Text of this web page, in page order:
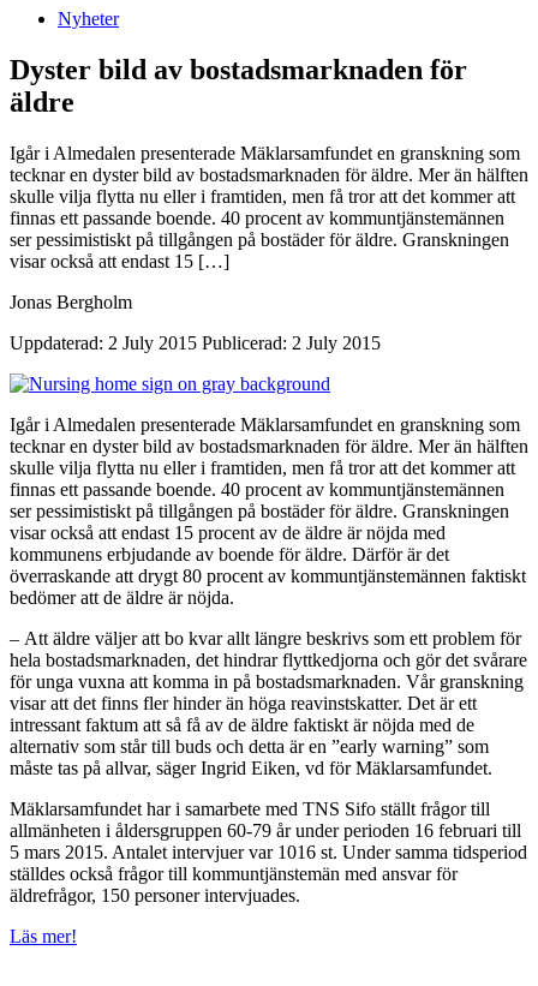
Nyheter
Dyster bild av bostadsmarknaden för
äldre
Igår i Almedalen presenterade Mäklarsamfundet en granskning som
tecknar en dyster bild av bostadsmarknaden för äldre. Mer än hälften
skulle vilja flytta nu eller i framtiden, men få tror att det kommer att
finnas ett passande boende. 40 procent av kommuntjänstemännen
ser pessimistiskt på tillgången på bostäder för äldre. Granskningen
visar också att endast 15 […]
Jonas Bergholm
Uppdaterad: 2 July 2015 Publicerad: 2 July 2015
Igår i Almedalen presenterade Mäklarsamfundet en granskning som
tecknar en dyster bild av bostadsmarknaden för äldre. Mer än hälften
skulle vilja flytta nu eller i framtiden, men få tror att det kommer att
finnas ett passande boende. 40 procent av kommuntjänstemännen
ser pessimistiskt på tillgången på bostäder för äldre. Granskningen
visar också att endast 15 procent av de äldre är nöjda med
kommunens erbjudande av boende för äldre. Därför är det
överraskande att drygt 80 procent av kommuntjänstemännen faktiskt
bedömer att de äldre är nöjda.
– Att äldre väljer att bo kvar allt längre beskrivs som ett problem för
hela bostadsmarknaden, det hindrar flyttkedjorna och gör det svårare
för unga vuxna att komma in på bostadsmarknaden. Vår granskning
visar att det finns fler hinder än höga reavinstskatter. Det är ett
intressant faktum att så få av de äldre faktiskt är nöjda med de
alternativ som står till buds och detta är en ”early warning” som
måste tas på allvar, säger Ingrid Eiken, vd för Mäklarsamfundet.
Mäklarsamfundet har i samarbete med TNS Sifo ställt frågor till
allmänheten i åldersgruppen 60-79 år under perioden 16 februari till
5 mars 2015. Antalet intervjuer var 1016 st. Under samma tidsperiod
ställdes också frågor till kommuntjänstemän med ansvar för
äldrefrågor, 150 personer intervjuades.
Läs mer!